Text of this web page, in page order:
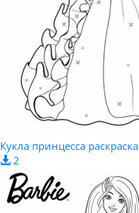
Кукла принцесса раскраска
2